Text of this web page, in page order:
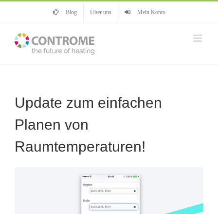
springen
Blog Über uns Mein Konto
Update zum einfachen
Planen von
Raumtemperaturen!